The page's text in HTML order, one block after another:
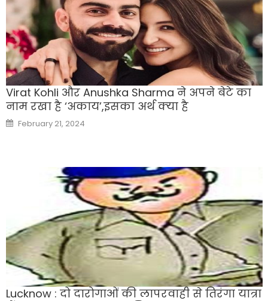
Virat Kohli और Anushka Sharma ने अपने बेटे का
नाम रखा है ‘अकाय’,इसका अर्थ क्‍या है
Posted
on
February 21, 2024
Lucknow : दो दारोगाओं की लापरवाही से तिरंगा यात्रा